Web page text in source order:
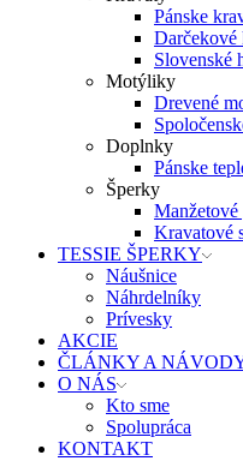
Pánske
Darčekové
Slovenské
Motýliky
Drevené
Doplnky
Pánske
Šperky
Kravatové
TESSIE ŠPERKY
Náušnice
Náhrdelníky
Prívesky
AKCIE
ČLÁNKY A
O NÁS
Kto sme
Spolupráca
KONTAKT